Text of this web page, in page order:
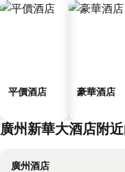
平價酒店 豪華酒店
廣州新華大酒店附
廣州酒店